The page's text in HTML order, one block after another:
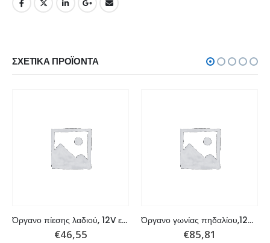
ΣΧΕΤΙΚΆ ΠΡΟΪΌΝΤΑ
Όργανο πίεσης λαδιού, 12V εγκατάσταση, 80 PSI American
€46,55
Όργανο γωνίας πηδαλίου,12V εγκατάσταση
€85,81